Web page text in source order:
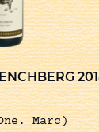
Marc)